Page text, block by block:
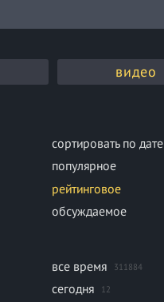
видео
сортировать по дате
популярное
рейтинговое
обсуждаемое
все время 311884
сегодня 12